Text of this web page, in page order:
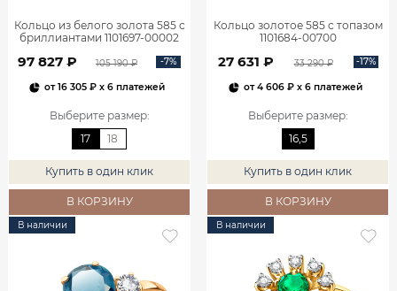
Кольцо из белого золота 585 с
бриллиантами 1101697-00002
97 827 ₽ 105 190 ₽ -7%
от16 305 ₽ x 6 платежей
Выберите размер:
17
18
Купить в один клик
В КОРЗИНУ
Кольцо золотое 585 с топазом
1101684-00700
27 631 ₽ 33 290 ₽ -17%
от4 606 ₽ x 6 платежей
Выберите размер:
16,5
Купить в один клик
В КОРЗИНУ
В наличии В наличии